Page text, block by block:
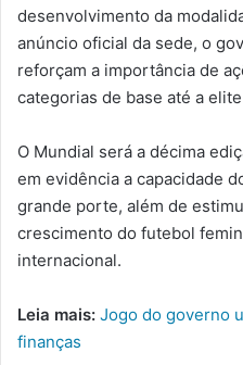
desenvolvimento da
anúncio oficial da sede, o
reforçam a importância de
categorias de base até a
O Mundial será a décima
em evidência a capacidade
grande porte, além de
crescimento do futebol
internacional.
Leia mais: Jogo do governo
finanças